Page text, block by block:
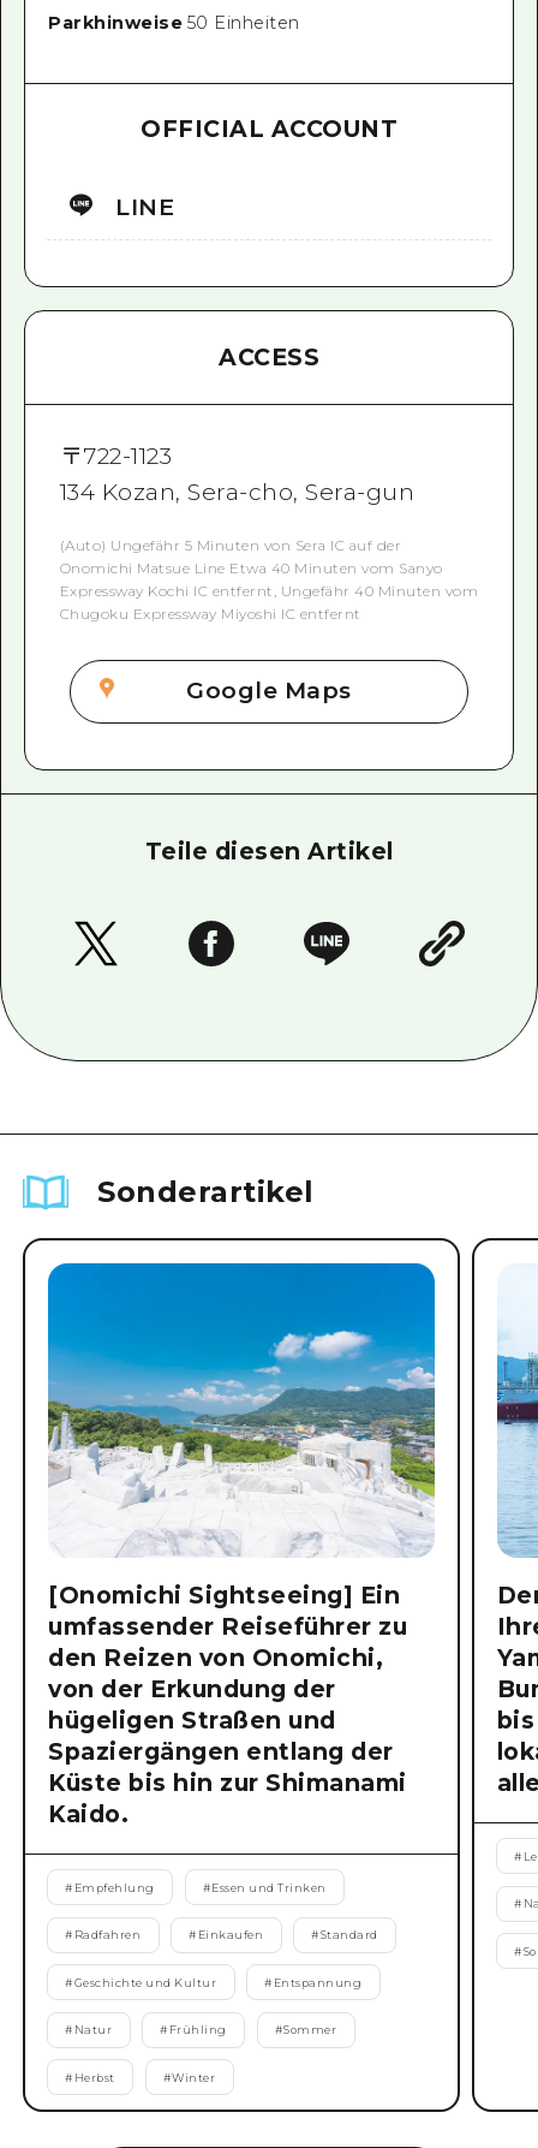
Parkhinweise 50 Einheiten
OFFICIAL ACCOUNT
LINE
ACCESS
〒722-1123
134 Kozan, Sera-cho, Sera-gun
(Auto) Ungefähr 5 Minuten von Sera IC auf der
Onomichi Matsue Line Etwa 40 Minuten vom Sanyo
Expressway Kochi IC entfernt, Ungefähr 40 Minuten vom
Chugoku Expressway Miyoshi IC entfernt
Google Maps
Teile diesen Artikel
Sonderartikel
[Onomichi Sightseeing] Ein
umfassender Reiseführer zu
den Reizen von Onomichi,
von der Erkundung der
hügeligen Straßen und
Spaziergängen entlang der
Küste bis hin zur Shimanami
Kaido.
# Empfehlung #Essen und Trinken
# Radfahren # Einkaufen #Standard
#Geschichte und Kultur # Entspannung
# Natur # Frühling #Sommer
# Herbst #Winter
#
#
#